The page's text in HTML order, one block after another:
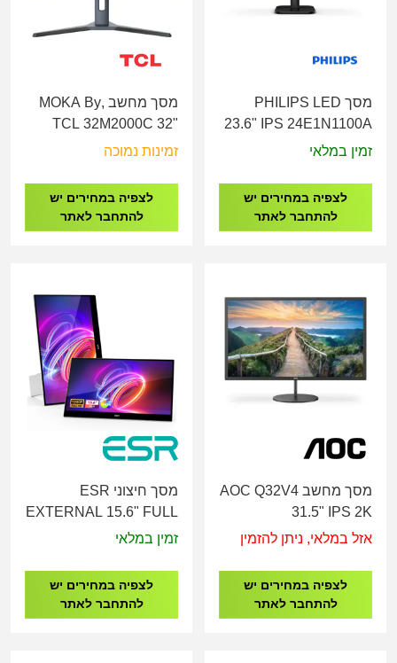
מסך PHILIPS LED
23.6" IPS 24E1N1100A
זמין במלאי
לצפיה במחירים יש
להתחבר לאתר
מסך מחשב ,MOKA By
TCL 32M2000C 32"
Curved,180Hz ,1ms,E-
זמינות נמוכה
לצפיה במחירים יש
להתחבר לאתר
מסך מחשב AOC Q32V4
31.5" IPS 2K
HDMI/DP/75HZ/SPK
אזל במלאי, ניתן להזמין
לצפיה במחירים יש
להתחבר לאתר
מסך חיצוני ESR
EXTERNAL 15.6" FULL
HD MONITOR
זמין במלאי
לצפיה במחירים יש
להתחבר לאתר